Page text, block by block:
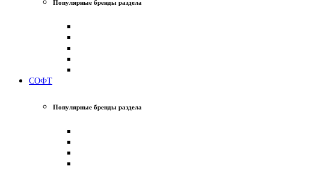
Популярные бренды раздела
СОФТ
Популярные бренды раздела